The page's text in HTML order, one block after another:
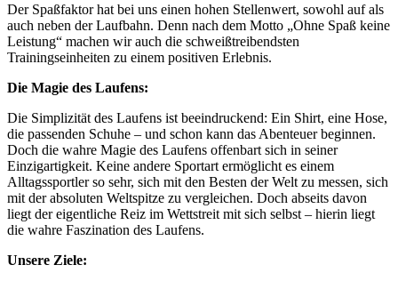
Der Spaßfaktor hat bei uns einen hohen Stellenwert, sowohl auf als
auch neben der Laufbahn. Denn nach dem Motto „Ohne Spaß keine
Leistung“ machen wir auch die schweißtreibendsten
Trainingseinheiten zu einem positiven Erlebnis.
Die Magie des Laufens:
Die Simplizität des Laufens ist beeindruckend: Ein Shirt, eine Hose,
die passenden Schuhe – und schon kann das Abenteuer beginnen.
Doch die wahre Magie des Laufens offenbart sich in seiner
Einzigartigkeit. Keine andere Sportart ermöglicht es einem
Alltagssportler so sehr, sich mit den Besten der Welt zu messen, sich
mit der absoluten Weltspitze zu vergleichen. Doch abseits davon
liegt der eigentliche Reiz im Wettstreit mit sich selbst – hierin liegt
die wahre Faszination des Laufens.
Unsere Ziele: